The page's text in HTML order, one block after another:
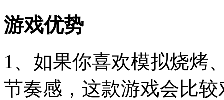
游戏优势
1、如果你喜欢模拟烧烤
节奏感，这款游戏会比